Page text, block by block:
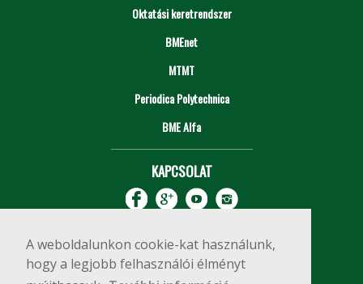
A weboldalunkon cookie-kat használunk,
hogy a legjobb felhasználói élményt
Oktatási keretrendszer
BMEnet
MTMT
Periodica Polytechnica
BME Alfa
KAPCSOLAT